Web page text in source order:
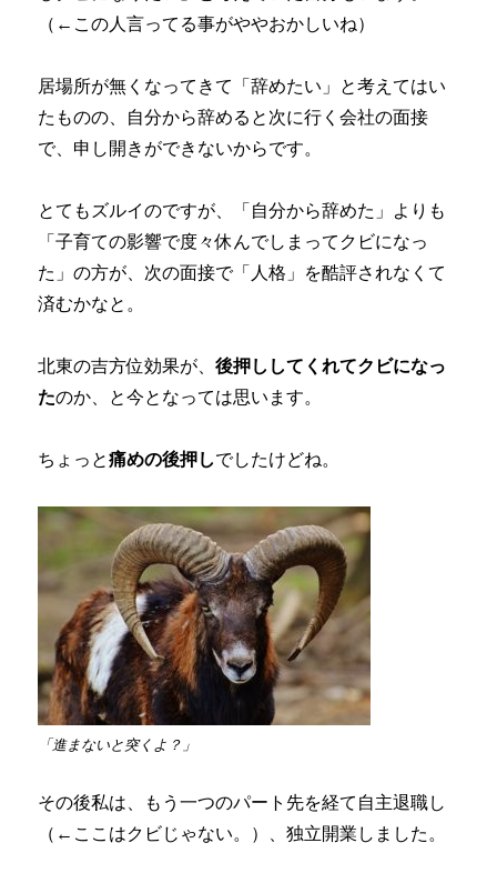
（←この人言ってる事がややおかしいね）
居場所が無くなってきて「辞めたい」と考えてはい
たものの、自分から辞めると次に行く会社の面接
で、申し開きができないからです。
とてもズルイのですが、「自分から辞めた」よりも
「子育ての影響で度々休んでしまってクビになっ
た」の方が、次の面接で「人格」を酷評されなくて
済むかなと。
北東の吉方位効果が、後押ししてくれてクビになっ
たのか、と今となっては思います。
ちょっと痛めの後押しでしたけどね。
「進まないと突くよ？」
その後私は、もう一つのパート先を経て自主退職し
（←ここはクビじゃない。）、独立開業しました。